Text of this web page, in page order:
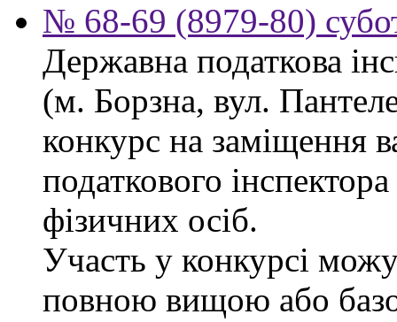
№ 68-69 (8979-80)
Державна податкова
(м. Борзна, вул.
конкурс на заміщення
податкового
фізичних осіб.
Участь у конкурсі
повною вищою або